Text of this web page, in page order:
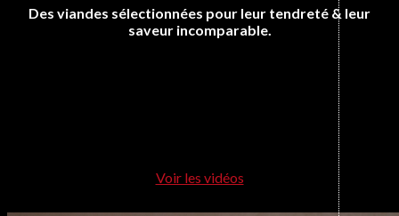
Des viandes sélectionnées pour leur tendreté & leur
saveur incomparable.
Voir les vidéos